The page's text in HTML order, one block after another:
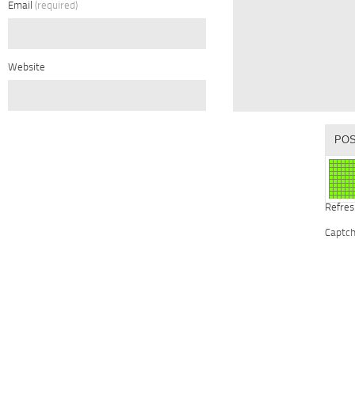
Email (required)
Website